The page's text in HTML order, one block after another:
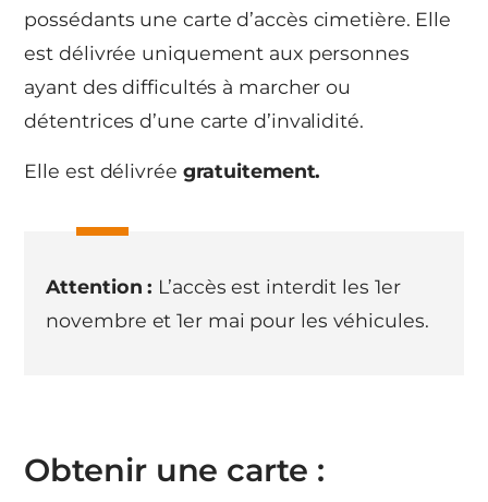
possédants une carte d’accès cimetière. Elle
est délivrée uniquement aux personnes
ayant des difficultés à marcher ou
détentrices d’une carte d’invalidité.
Elle est délivrée gratuitement.
Attention : L’accès est interdit les 1er
novembre et 1er mai pour les véhicules.
Obtenir une carte :